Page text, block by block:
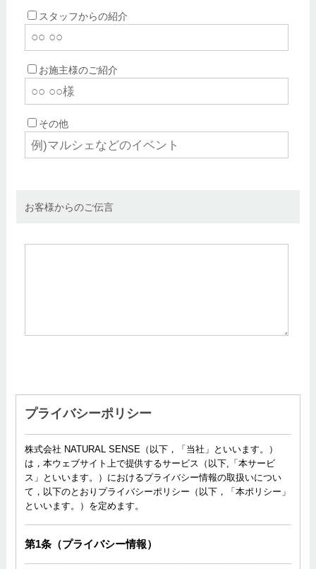
スタッフからの紹介
お施主様のご紹介
その他
お客様からのご伝言
プライバシーポリシー
株式会社 NATURAL SENSE（以下，「当社」といいます。）
は，本ウェブサイト上で提供するサービス（以下,「本サービ
ス」といいます。）におけるプライバシー情報の取扱いについ
て，以下のとおりプライバシーポリシー（以下，「本ポリシー」
といいます。）を定めます。
第1条（プライバシー情報）